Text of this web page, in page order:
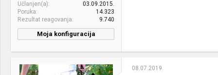
Učlanjen(a)
03.09.2015.
Poruka
14.323
Rezultat reagovanja
9.740
Moja konfiguracija
Arctic Liquid Freezer II 360
Motherboard:
ASUS Maximus XII HERO08.07.2019.